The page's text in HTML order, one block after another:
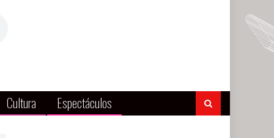
Cultura Espectáculos